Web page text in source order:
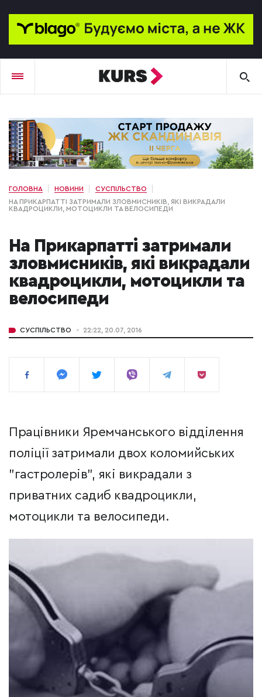
ГОЛОВНА НОВИНИ
СУСПІЛЬСТВО
НА ПРИКАРПАТТІ ЗАТРИМАЛИ ЗЛОВМИСНИКІВ, ЯКІ ВИКРАДАЛИ
КВАДРОЦИКЛИ, МОТОЦИКЛИ ТА ВЕЛОСИПЕДИ
На Прикарпатті затримали
зловмисників, які викрадали
квадроцикли, мотоцикли та
велосипеди
СУСПІЛЬСТВО 22:22, 20.07, 2016
Працівники Яремчанського відділення
поліції затримали двох коломийських
"гастролерів", які викрадали з
приватних садиб квадроцикли,
мотоцикли та велосипеди.